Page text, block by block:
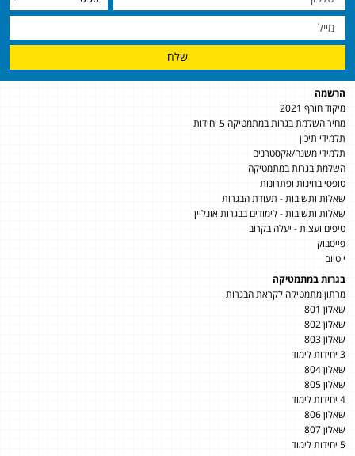
שלח
הרשמה
מיקוד חורף 2021
מחיר השלמת בגרות במתמטיקה 5 יחידות
תלמידי תיכון
תלמידי משנה/אקסטרנים
השלמת בגרות במתמטיקה
טופסי בחינות ופתרונות
שאלות ותשובות - תעודת הבגרות
שאלות ותשובות - לימודים בבגרות אונליין
טיפים ועצות - יעלה בקרוב
פייסבוק
יוטיוב
בגרות במתמטיקה
מרתון מתמטיקה לקראת הבגרות
שאלון 801
שאלון 802
שאלון 803
3 יחידות לימוד
שאלון 804
שאלון 805
4 יחידות לימוד
שאלון 806
שאלון 807
5 יחידות לימוד